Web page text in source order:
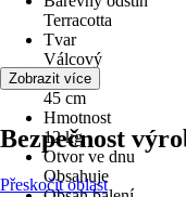
Terracotta
Tvar
Válcový
Průměr
45 cm
Hmotnost
12 kg
Otvor ve dnu
Obsahuje
Zobrazit více
Bezpečnost
Přeskočit oblast